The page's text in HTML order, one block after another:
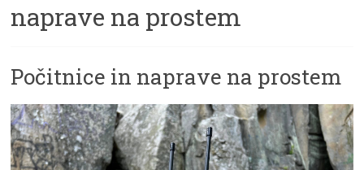
naprave na prostem
Počitnice in naprave na prostem